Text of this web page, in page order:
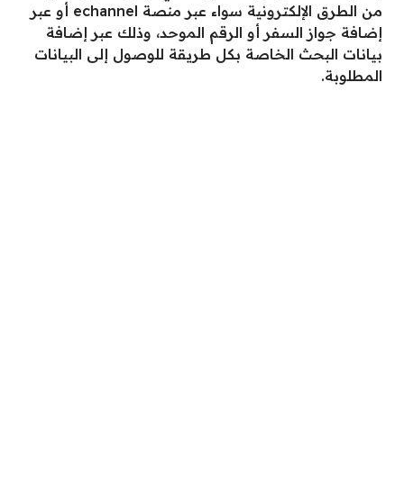
من الطرق الإلكترونية سواء عبر منصة echannel أو عبر
إضافة جواز السفر أو الرقم الموحد، وذلك عبر إضافة
بيانات البحث الخاصة بكل طريقة للوصول إلى البيانات
المطلوبة.